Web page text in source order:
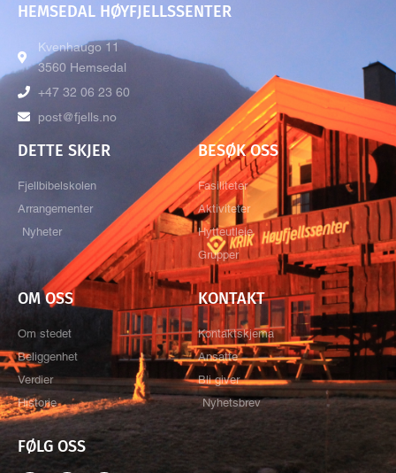
HEMSEDAL HØYFJELLSSENTER
Kvenhaugo 11
3560 Hemsedal
+47 32 06 23 60
post@fjells.no
DETTE SKJER
Fjellbibelskolen
Arrangementer
Nyheter
BESØK OSS
Fasiliteter
Aktiviteter
Hytteutleie
Grupper
OM OSS
Om stedet
Beliggenhet
Verdier
Historie
KONTAKT
Kontaktskjema
Ansatte
Bli giver
Nyhetsbrev
FØLG OSS